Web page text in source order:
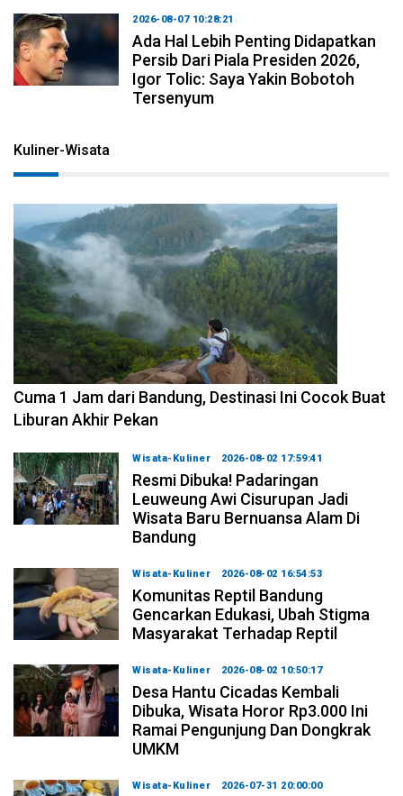
2026-08-07 10:28:21
Ada Hal Lebih Penting Didapatkan
Persib Dari Piala Presiden 2026,
Igor Tolic: Saya Yakin Bobotoh
Tersenyum
Kuliner-Wisata
2026-08-07 15:00:00
Cuma 1 Jam dari Bandung, Destinasi Ini Cocok Buat
Liburan Akhir Pekan
Wisata-Kuliner 2026-08-02 17:59:41
Resmi Dibuka! Padaringan
Leuweung Awi Cisurupan Jadi
Wisata Baru Bernuansa Alam Di
Bandung
Wisata-Kuliner 2026-08-02 16:54:53
Komunitas Reptil Bandung
Gencarkan Edukasi, Ubah Stigma
Masyarakat Terhadap Reptil
Wisata-Kuliner 2026-08-02 10:50:17
Desa Hantu Cicadas Kembali
Dibuka, Wisata Horor Rp3.000 Ini
Ramai Pengunjung Dan Dongkrak
UMKM
Wisata-Kuliner 2026-07-31 20:00:00